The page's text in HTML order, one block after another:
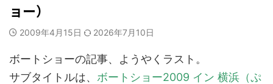
ョー）
2009年4月15日 2026年7月10日
ボートショーの記事、ようやくラスト。
サブタイトルは、 ボートショー2009 イン 横浜（ぷ